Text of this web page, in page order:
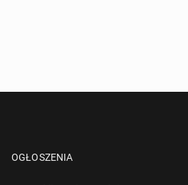
OGŁOSZENIA